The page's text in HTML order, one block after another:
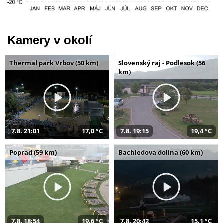
Kamery v okolí
Thermal park Vrbov (50 km)
7.8. 21:01 17,0 °C
Slovenský raj - Podlesok (56
km)
7.8. 19:15 19,4 °C
Poprad (59 km)
7.8. 18:54 19,6 °C
Bachledova dolina (60 km)
7.8. 20:42 15,1 °C